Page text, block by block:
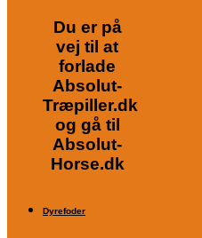
Du er på
vej til at
forlade
Absolut-
Træpiller.dk
og gå til
Absolut-
Horse.dk
Dyrefoder